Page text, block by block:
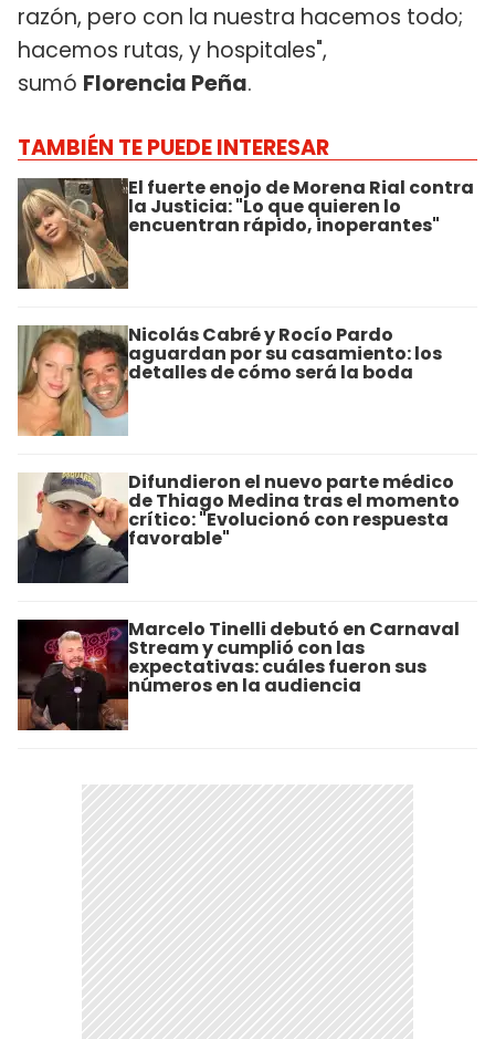
razón, pero con la nuestra hacemos todo;
hacemos rutas, y hospitales",
sumó Florencia Peña.
TAMBIÉN TE PUEDE INTERESAR
El fuerte enojo de Morena Rial contra
la Justicia: "Lo que quieren lo
encuentran rápido, inoperantes"
Nicolás Cabré y Rocío Pardo
aguardan por su casamiento: los
detalles de cómo será la boda
Difundieron el nuevo parte médico
de Thiago Medina tras el momento
crítico: "Evolucionó con respuesta
favorable"
Marcelo Tinelli debutó en Carnaval
Stream y cumplió con las
expectativas: cuáles fueron sus
números en la audiencia